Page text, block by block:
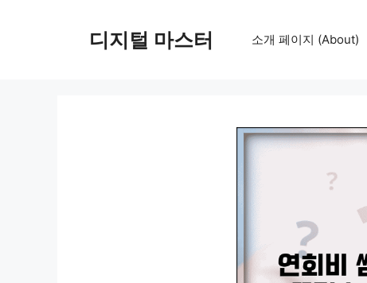
디지털 마스터 소개 페이지 (About)